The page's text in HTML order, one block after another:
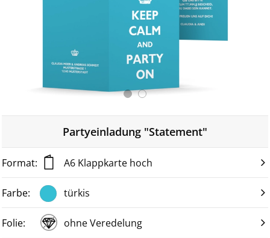
Partyeinladung "Statement"
A6 Klappkarte hoch
türkis
ohne Veredelung